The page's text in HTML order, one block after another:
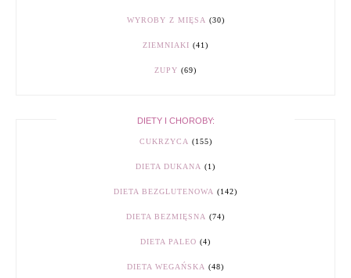
WYROBY Z MIĘSA (30)
ZIEMNIAKI (41)
ZUPY (69)
DIETY I CHOROBY:
CUKRZYCA (155)
DIETA DUKANA (1)
DIETA BEZGLUTENOWA (142)
DIETA BEZMIĘSNA (74)
DIETA PALEO (4)
DIETA WEGAŃSKA (48)